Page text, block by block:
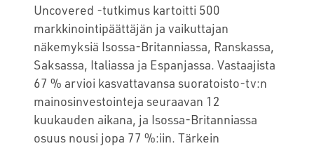
Uncovered -tutkimus kartoitti 500
markkinointipäättäjän ja vaikuttajan
näkemyksiä Isossa-Britanniassa, Ranskassa,
Saksassa, Italiassa ja Espanjassa. Vastaajista
67 % arvioi kasvattavansa suoratoisto-tv:n
mainosinvestointeja seuraavan 12
kuukauden aikana, ja Isossa-Britanniassa
osuus nousi jopa 77 %:iin. Tärkein